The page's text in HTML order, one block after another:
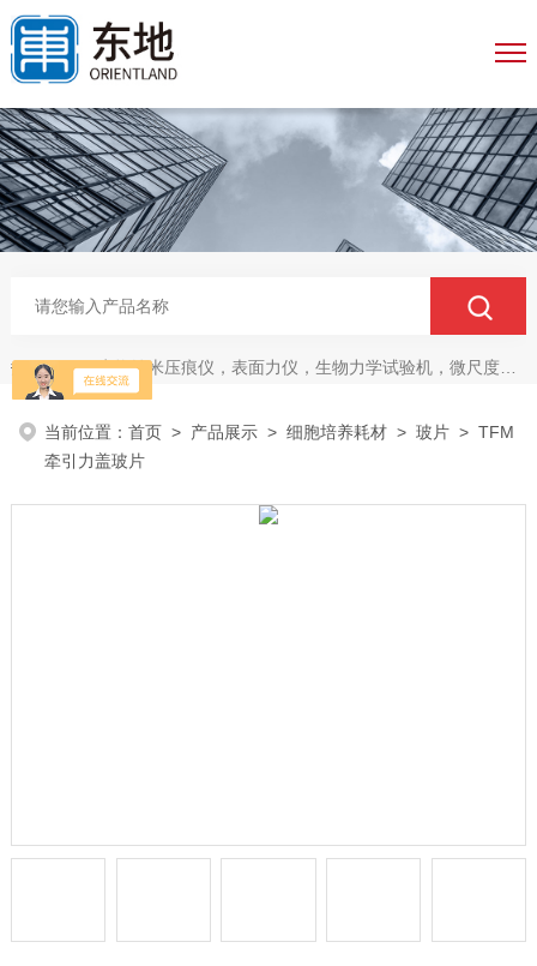
热门关键词：生物纳米压痕仪，表面力仪，生物力学试验机，微尺度压缩拉伸测试系统，生物材料双轴力学测试系统，细胞拉伸仪，原子力探针，细胞流体剪切，细胞压缩，牵引力玻片
当前位置：首页 > 产品展示 >细胞培养耗材 >玻片 > TFM
牵引力盖玻片